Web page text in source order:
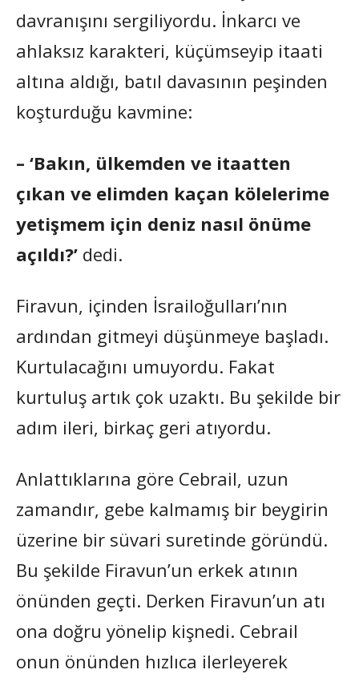
davranışını sergiliyordu. İnkarcı ve
ahlaksız karakteri, küçümseyip itaati
altına aldığı, batıl davasının peşinden
koşturduğu kavmine:
– ‘Bakın, ülkemden ve itaatten
çıkan ve elimden kaçan kölelerime
yetişmem için deniz nasıl önüme
açıldı?’ dedi.
Firavun, içinden İsrailoğulları’nın
ardından gitmeyi düşünmeye başladı.
Kurtulacağını umuyordu. Fakat
kurtuluş artık çok uzaktı. Bu şekilde bir
adım ileri, birkaç geri atıyordu.
Anlattıklarına göre Cebrail, uzun
zamandır, gebe kalmamış bir beygirin
üzerine bir süvari suretinde göründü.
Bu şekilde Firavun’un erkek atının
önünden geçti. Derken Firavun’un atı
ona doğru yönelip kişnedi. Cebrail
onun önünden hızlıca ilerleyerek